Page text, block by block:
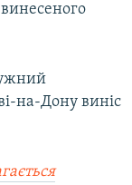
на-Дону виніс